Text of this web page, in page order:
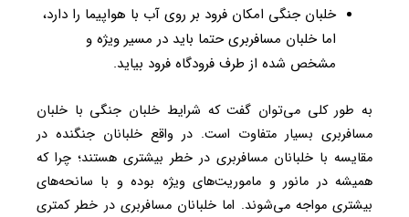
خلبان جنگی امکان فرود بر روی آب با هواپیما را دارد،
اما خلبان مسافربری حتما باید در مسیر ویژه و
مشخص شده از طرف فرودگاه فرود بیاید.
به طور کلی می‌توان گفت که شرایط خلبان جنگی با خلبان
مسافربری بسیار متفاوت است. در واقع خلبانان جنگنده در
مقایسه با خلبانان مسافربری در خطر بیشتری هستند؛ چرا که
همیشه در مانور و ماموریت‌های ویژه بوده و با سانحه‌های
بیشتری مواجه می‌شوند. اما خلبانان مسافربری در خطر کمتری